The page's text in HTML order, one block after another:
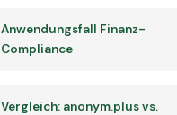
Anwendungsfall Finanz-
Compliance
Vergleich: anonym.plus vs.